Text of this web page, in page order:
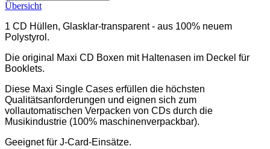
Übersicht
1 CD Hüllen, Glasklar-transparent - aus 100% neuem
Polystyrol.
Die original Maxi CD Boxen mit Haltenasen im Deckel für
Booklets.
Diese Maxi Single Cases erfüllen die höchsten
Qualitätsanforderungen und eignen sich zum
vollautomatischen Verpacken von CDs durch die
Musikindustrie (100% maschinenverpackbar).
Geeignet für J-Card-Einsätze.